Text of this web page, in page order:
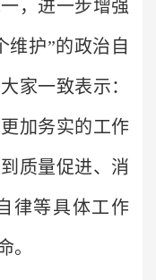
，进一步增强
维护”的政治自
家一致表示：
加务实的工作
质量促进、消
律等具体工作
。